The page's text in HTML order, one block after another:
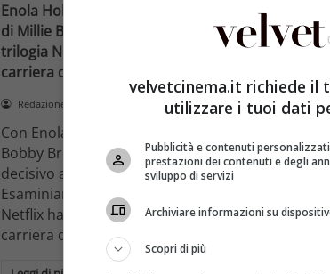
Enola Holmes 3 e il grande salto
di Millie Bobby Brown: come la
trilogia Netflix ha stravolto la
carriera di una star
Redazione Velvet 4 Agosto 2026
Con Enola Holmes 3, Millie
Bobby Brown compie un salto
decisivo a Hollywood.
Esaminiamo come la trilogia
Netflix ha trasformato la sua
carriera da attrice
Al cinema
visione: il
Ciné di
Redazione
affronta
poche new
assenza di
velvetcinema.it richiede il
utilizzare i tuoi dati
Pubblicità e contenuti
prestazioni dei contenuti e degli
sviluppo di servizi
Archiviare informazioni su
Scopri di più